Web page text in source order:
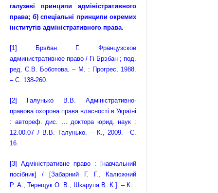
галузеві принципи адміністративного
права; б) спеціальні принципи окремих
інститутів адміністративного права.
[1]
Брэбан Г. Французское
административное право / Гі Брэбан ; под.
ред. С.В. Боботова. – М. : Прогрес, 1988.
– С. 138-260.
[2]
Галунько В.В. Адміністративно-
правова охорона права власності в Україні
: автореф. дис. … доктора юрид. наук :
12.00.07 / В.В. Галунько. – К., 2009. –С.
16.
[3]
Адміністративне право : [навчальний
посібник] / [Забарний Г. Г., Калюжний
Р. А., Терещук О. В., Шкарупа В. К.]. – К. :